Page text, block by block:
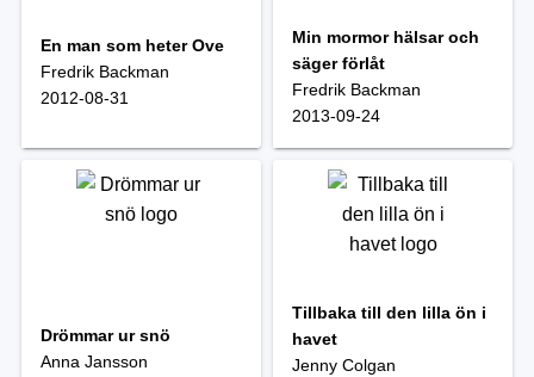
En man som heter Ove
Fredrik Backman
2012-08-31
Min mormor hälsar och
säger förlåt
Fredrik Backman
2013-09-24
Drömmar ur snö
Anna Jansson
Tillbaka till den lilla ön i
havet
Jenny Colgan